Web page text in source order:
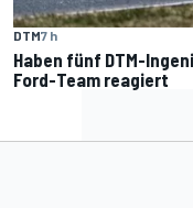
DTM7 h
Haben fünf DTM-
Ford-Team reagiert